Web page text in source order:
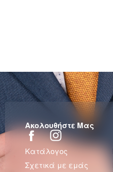
Ακολουθήστε Μας
Κατάλογος
Σχετικά με εμάς